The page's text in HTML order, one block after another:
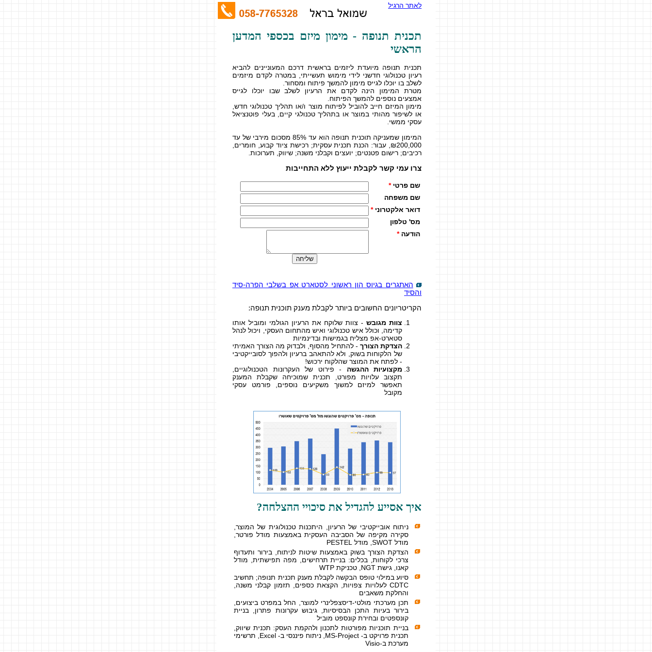
לאתר הרגיל
תכנית תנופה - מימון מיזם בכספי המדען
הראשי
תכנית תנופה מיועדת ליזמים בראשית דרכם המעוניינים להביא
רעיון טכנולוגי חדשני לידי מימוש תעשייתי, במטרה לקדם מיזמים
לשלב בו יוכלו לגייס מימון להמשך פיתוח ומסחור.
מטרת המימון הינה לקדם את הרעיון לשלב שבו יוכלו לגייס
אמצעים נוספים להמשך הפיתוח.
מימון המיזם חייב להוביל לפיתוח מוצר ו/או תהליך טכנולוגי חדש,
או לשיפור מהותי במוצר או בתהליך טכנולגי קיים, בעלי פוטנציאל
עסקי ממשי.
המימון שמעניקה תוכנית תנופה הוא עד 85% מסכום מירבי של עד
₪200,000, עבור: הכנת תכנית עסקית; רכישת ציוד קבוע, חומרים,
רכיבים; רישום פטנטים; יועצים וקבלני משנה; שיווק, תערוכות.
צרו עמי קשר לקבלת ייעוץ ללא התחייבות
שם פרטי*
שם משפחה
דואר אלקטרוני*
מס' טלפון
הודעה*
האתגרים בגיוס הון ראשוני לסטארט אפ בשלבי הפרה-סיד
והסיד
הקריטריונים החשובים ביותר לקבלת מענק תוכנית תנופה:
צוות מגובש - צוות שלוקח את הרעיון הגולמי ומוביל אותו
קדימה, וכולל איש טכנולוגי ואיש מהתחום העסקי, ויכול לנהל
סטארט-אפ מצליח בגמישות ובדינמיות
הצדקת הצורך - להתחיל מהסוף, ולבדוק מה הצורך האמיתי
של הלקוחות בשוק, ולא להתאהב ברעיון ולהפוך לסובייקטיבי
- לפתח את המוצר שהלקוח ירכוש!
מקצועיות ההגשה - פירוט של העקרונות הטכנולוגיים,
תקצוב עלויות מפורט, תכנית שמוכיחה שקבלת המענק
תאפשר למיזם למשוך משקיעים נוספים, פורמט עסקי
מקובל
איך אסייע להגדיל את סיכויי ההצלחה?
ניתוח אובייקטיבי של הרעיון, היתכנות טכנולוגית של המוצר,
סקירה מקיפה של הסביבה העסקית באמצעות מודל פורטר
מודל SWOT
מודל PESTEL
הצדקת הצורך בשוק באמצעות שיטות לניתוח, בירור ותעדוף
צרכי לקוחות, בכלים: בניית תרחישים, מפה תפישתית, מודל
קאנו, גישת NGT, טכניקת WTP
סיוע במילויטופס הבקשה לקבלת מענק תכנית תנופה; תחשיב
CDTC לעלויות צפויות, הקצאת כספים, תזמון קבלני משנה,
והחלקת משאבים
תכן מערכתי מולטי-דיסצפלינרי למוצר, החל במפרט ביצועים,
בירור בעיות התכן הבסיסיות, גיבוש עקרונות פתרון, בניית
קונספטים ובחירת קונספט מוביל
בניית תוכניות מפורטות לתכנון ולהקמת העסק: תכנית שיווק
תכנית פרויקט ב- MS-Project
ניתוח פיננסי ב- Excel
, תרשימי
מערכת ב-Visio